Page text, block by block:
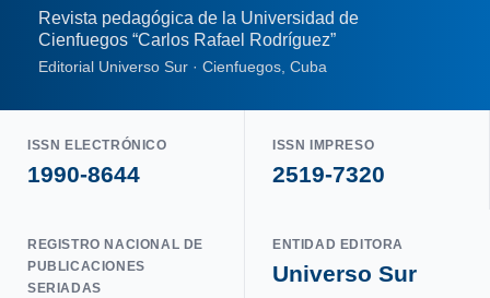
Revista pedagógica de la Universidad de
Cienfuegos “Carlos Rafael Rodríguez”
Editorial Universo Sur · Cienfuegos, Cuba
ISSN ELECTRÓNICO
1990-8644
ISSN IMPRESO
2519-7320
REGISTRO NACIONAL DE
PUBLICACIONES
SERIADAS
ENTIDAD EDITORA
Universo Sur